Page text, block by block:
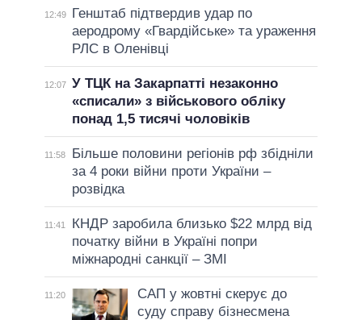
12:49
Генштаб підтвердив удар по
аеродрому «Гвардійське» та ураження
РЛС в Оленівці
12:07 У ТЦК на Закарпатті незаконно
«списали» з військового обліку
понад 1,5 тисячі чоловіків
11:58
Більше половини регіонів рф збідніли
за 4 роки війни проти України –
розвідка
11:41
КНДР заробила близько $22 млрд від
початку війни в Україні попри
міжнародні санкції – ЗМІ
11:20
САП у жовтні скерує до
суду справу бізнесмена